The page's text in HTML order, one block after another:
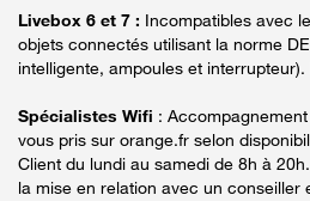
Livebox 6 et 7 : Incompatibles avec
objets connectés utilisant la norme
intelligente, ampoules et
Spécialistes Wifi :
vous pris sur orange.fr selon
Client du lundi au samedi de 8h à
la mise en relation avec un conseiller